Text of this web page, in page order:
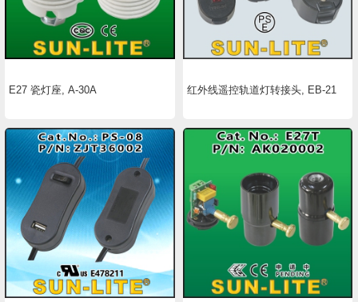
E27 瓷灯座, A-30A 红外线遥控轨道灯转接头, EB-21